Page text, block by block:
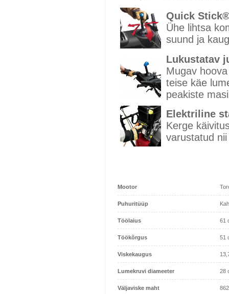
Quick
Ühe lihtsa
suund ja
Lukustatav
Mugav
teise käe
peakiste
Elektriline
Kerge
varustatud
Mootor
Puhuritüüp
Töölaius 61
Töökõrgus 51
Viskekaugus
Lumekruvi diameeter 28
Väljaviske maht